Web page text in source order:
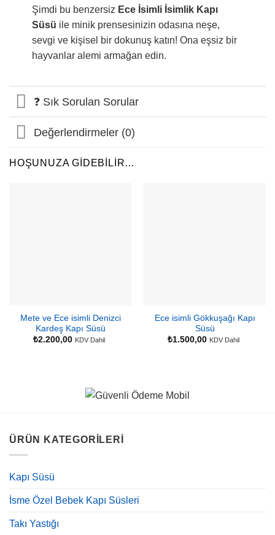
Şimdi bu benzersiz Ece İsimli İsimlik Kapı
Süsü ile minik prensesinizin odasına neşe,
sevgi ve kişisel bir dokunuş katın! Ona eşsiz bir
hayvanlar alemi armağan edin.
❓ Sık Sorulan Sorular
Değerlendirmeler (0)
HOŞUNUZA GIDEBILIR…
Mete ve Ece isimli Denizci
Kardeş Kapı Süsü
₺2.200,00 KDV Dahil
Ece isimli Gökkuşağı Kapı
Süsü
₺1.500,00 KDV Dahil
ÜRÜN KATEGORILERI
Kapı Süsü
İsme Özel Bebek Kapı Süsleri
Takı Yastığı